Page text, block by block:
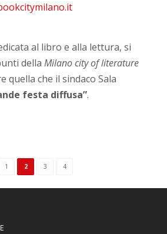
al libro e alla lettura, si
dellaMilano city of literature
quella che il sindaco Sala
festa diffusa”.
1 2 3 4